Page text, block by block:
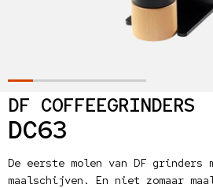
DF COFFEEGRINDERS
DC63
De eerste molen van DF grinders
maalschijven. En niet zomaar